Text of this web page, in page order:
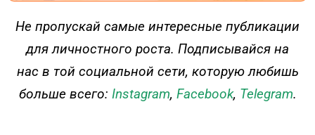
ДЕЙСТВУЙ
Не пропускай самые интересные публикации
для личностного роста. Подписывайся на
нас в той социальной сети, которую любишь
больше всего: Instagram, Facebook, Telegram.